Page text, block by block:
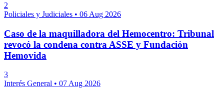
2
Policiales y Judiciales • 06 Aug 2026
Caso de la maquilladora del Hemocentro: Tribunal
revocó la condena contra ASSE y Fundación
Hemovida
3
Interés General • 07 Aug 2026